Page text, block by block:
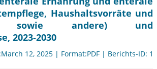
Haushaltsvorräte und
sowie andere) und
2023-2030
12, 2025 | Format:PDF | Berichts-ID: